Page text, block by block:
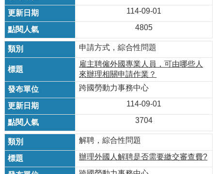
114-09-01
4805
申請方式，綜合性問題
雇主聘僱外國專業人員，可由哪些人
來辦理相關申請作業？
跨國勞動力事務中心
114-09-01
3704
解聘，綜合性問題
辦理外國人解聘是否需要繳交審查費?